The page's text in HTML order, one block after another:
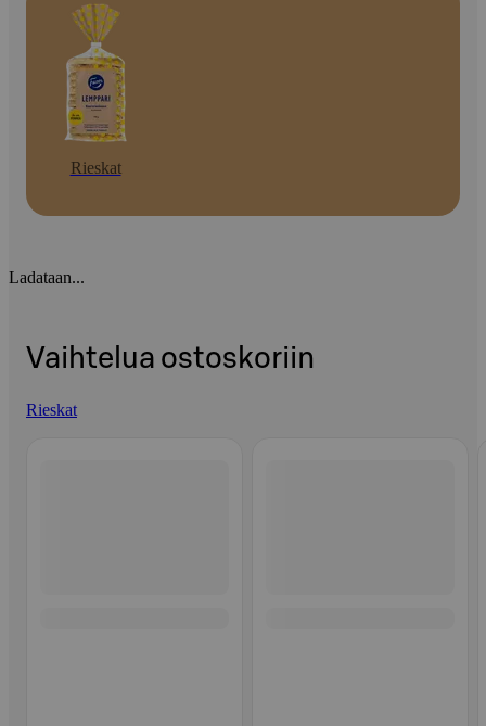
Rieskat
Ladataan...
Vaihtelua ostoskoriin
Rieskat